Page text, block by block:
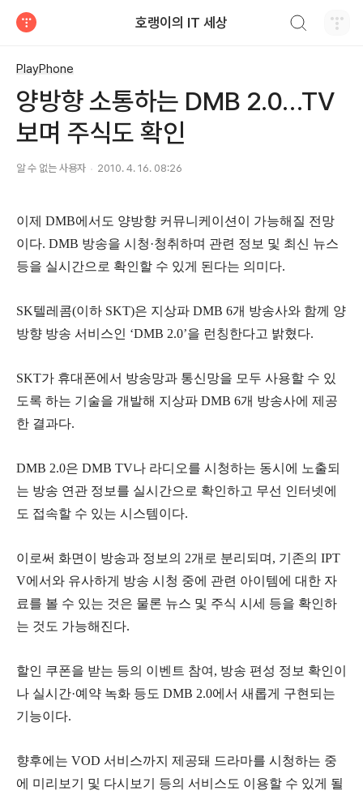
호랭이의 IT 세상
PlayPhone
양방향 소통하는 DMB 2.0…TV
보며 주식도 확인
알 수 없는 사용자 2010. 4. 16. 08:26
이제 DMB에서도 양방향 커뮤니케이션이 가능해질 전망
이다. DMB 방송을 시청·청취하며 관련 정보 및 최신 뉴스
등을 실시간으로 확인할 수 있게 된다는 의미다.
SK텔레콤(이하 SKT)은 지상파 DMB 6개 방송사와 함께 양
방향 방송 서비스인 ‘DMB 2.0’을 런칭한다고 밝혔다.
SKT가 휴대폰에서 방송망과 통신망을 모두 사용할 수 있
도록 하는 기술을 개발해 지상파 DMB 6개 방송사에 제공
한 결과다.
DMB 2.0은 DMB TV나 라디오를 시청하는 동시에 노출되
는 방송 연관 정보를 실시간으로 확인하고 무선 인터넷에
도 접속할 수 있는 시스템이다.
이로써 화면이 방송과 정보의 2개로 분리되며, 기존의 IPT
V에서와 유사하게 방송 시청 중에 관련 아이템에 대한 자
료를 볼 수 있는 것은 물론 뉴스 및 주식 시세 등을 확인하
는 것도 가능해진다.
할인 쿠폰을 받는 등의 이벤트 참여, 방송 편성 정보 확인이
나 실시간·예약 녹화 등도 DMB 2.0에서 새롭게 구현되는
기능이다.
향후에는 VOD 서비스까지 제공돼 드라마를 시청하는 중
에 미리보기 및 다시보기 등의 서비스도 이용할 수 있게 될